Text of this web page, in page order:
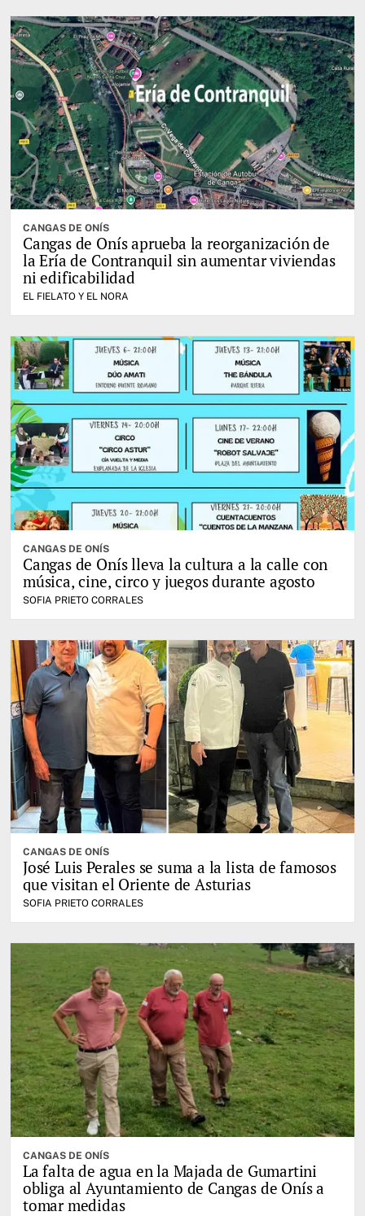
CANGAS DE ONÍS
Cangas de Onís aprueba la reorganización de
la Ería de Contranquil sin aumentar viviendas
ni edificabilidad
EL FIELATO Y EL NORA
CANGAS DE ONÍS
Cangas de Onís lleva la cultura a la calle con
música, cine, circo y juegos durante agosto
SOFIA PRIETO CORRALES
CANGAS DE ONÍS
José Luis Perales se suma a la lista de famosos
que visitan el Oriente de Asturias
SOFIA PRIETO CORRALES
CANGAS DE ONÍS
La falta de agua en la Majada de Gumartini
obliga al Ayuntamiento de Cangas de Onís a
tomar medidas